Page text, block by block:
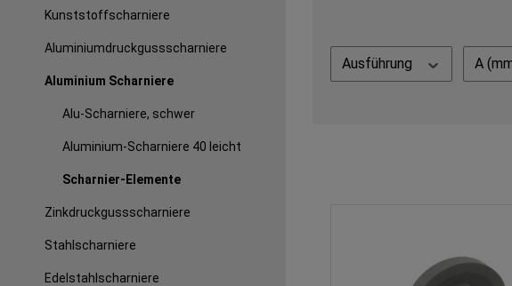
Kunststoffscharniere
Aluminiumdruckgussscharniere
Aluminium Scharniere
Alu-Scharniere, schwer
Aluminium-Scharniere 40 leicht
Scharnier-Elemente
Zinkdruckgussscharniere
Stahlscharniere
Edelstahlscharniere
Ausführung A